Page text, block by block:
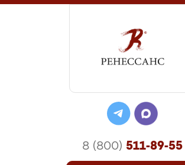
8 (800) 511-89-55